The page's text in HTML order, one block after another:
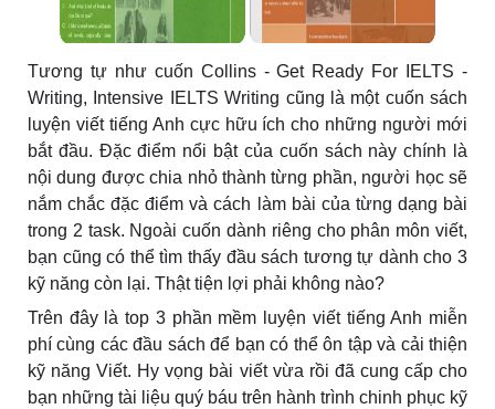
Tương tự như cuốn Collins - Get Ready For IELTS -
Writing, Intensive IELTS Writing cũng là một cuốn sách
luyện viết tiếng Anh cực hữu ích cho những người mới
bắt đầu. Đặc điểm nổi bật của cuốn sách này chính là
nội dung được chia nhỏ thành từng phần, người học sẽ
nắm chắc đặc điểm và cách làm bài của từng dạng bài
trong 2 task. Ngoài cuốn dành riêng cho phân môn viết,
bạn cũng có thể tìm thấy đầu sách tương tự dành cho 3
kỹ năng còn lại. Thật tiện lợi phải không nào?
Trên đây là top 3 phần mềm luyện viết tiếng Anh miễn
phí cùng các đầu sách để bạn có thể ôn tập và cải thiện
kỹ năng Viết. Hy vọng bài viết vừa rồi đã cung cấp cho
bạn những tài liệu quý báu trên hành trình chinh phục kỹ